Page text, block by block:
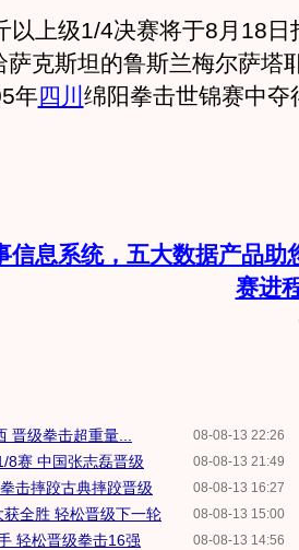
上级1/4决赛将于8月18日
萨克斯坦的鲁斯兰梅尔萨塔
年四川 绵阳拳击世锦赛中夺
信息系统，五大数据产品助
赛进
08-08-13 22:26
晋级拳击超重量...
08-08-13 21:49
8赛 中国张志磊晋级
08-08-13 16:27
击摔跤古典摔跤晋级
08-08-13 15:00
全胜 轻松晋级下一轮
08-08-13 14:56
轻松晋级拳击16强